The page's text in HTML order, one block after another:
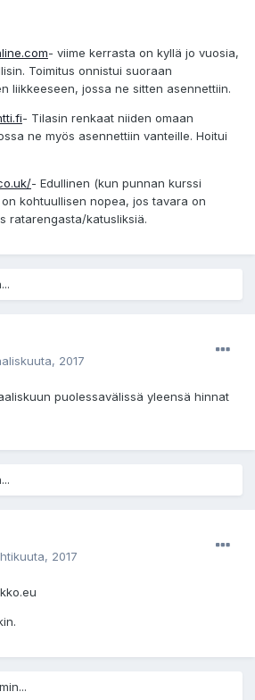
- viime kerrasta on kyllä jo vuosia,
Toimitus onnistui suoraan
liikkeeseen, jossa ne sitten asennettiin.
- Tilasin renkaat niiden omaan
ne myös asennettiin vanteille. Hoitui
- Edullinen (kun punnan kurssi
kohtuullisen nopea, jos tavara on
ratarengasta/katusliksiä.
2017
puolessavälissä yleensä hinnat
2017